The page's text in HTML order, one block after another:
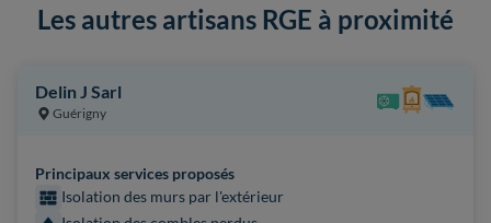
Les autres artisans RGE à proximité
Delin J Sarl
Guérigny
Principaux services proposés
Isolation des murs par l'extérieur